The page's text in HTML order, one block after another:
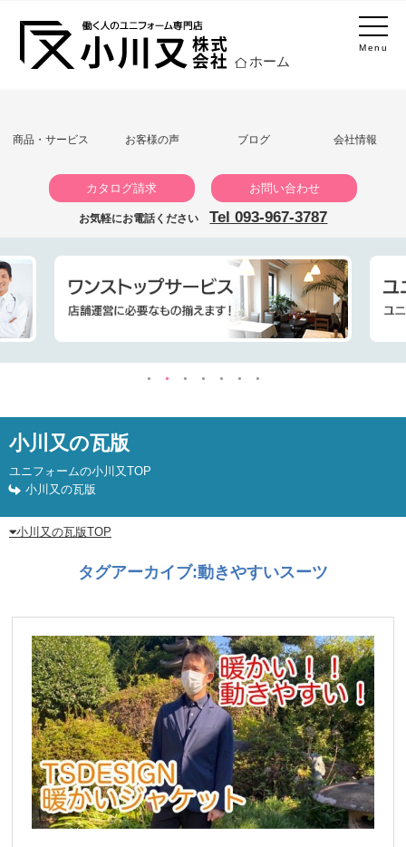
Menu
ホーム
商品・サービス お客様の声 ブログ 会社情報
カタログ請求 お問い合わせ
お気軽にお電話ください Tel 093-967-3787
小川又の瓦版
ユニフォームの小川又TOP
小川又の瓦版
小川又の瓦版TOP
タグアーカイブ:動きやすいスーツ